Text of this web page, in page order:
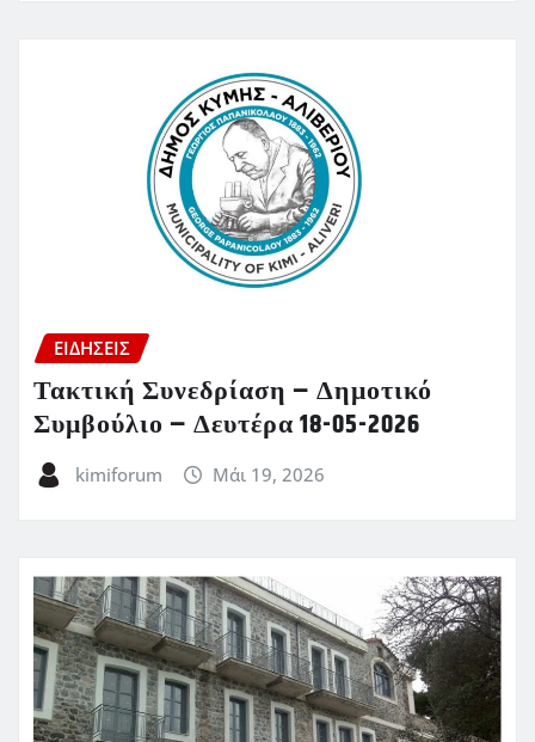
ΕΙΔΗΣΕΙΣ
Τακτική Συνεδρίαση – Δημοτικό
Συμβούλιο – Δευτέρα 18-05-2026
kimiforum Μάι 19, 2026